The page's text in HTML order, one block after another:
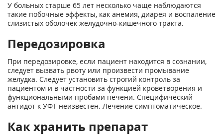
У больных старше 65 лет несколько чаще наблюдаются
такие побочные эффекты, как анемия, диарея и воспаление
слизистых оболочек желудочно-кишечного тракта.
Передозировка
При передозировке, если пациент находится в сознании,
следует вызвать рвоту или произвести промывание
желудка. Следует установить строгий контроль за
пациентом и в частности за функцией кроветворения и
функциональными пробами печени. Специфический
антидот к УФТ неизвестен. Лечение симптоматическое.
Как хранить препарат